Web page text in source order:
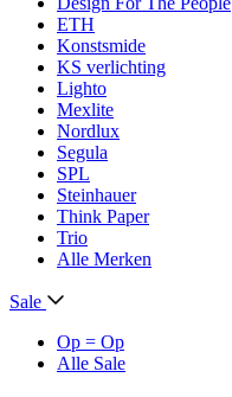
ETH
Konstsmide
KS verlichting
Lighto
Mexlite
Nordlux
Segula
SPL
Steinhauer
Think Paper
Trio
Alle Merken
Sale
Op = Op
Alle Sale